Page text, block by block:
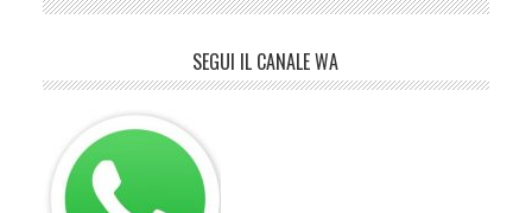
SEGUI IL CANALE WA